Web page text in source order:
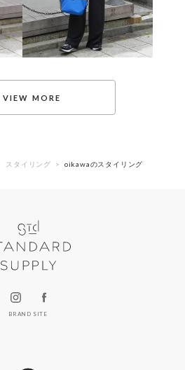
スタイリング oikawaのスタイリング
BRAND SITE